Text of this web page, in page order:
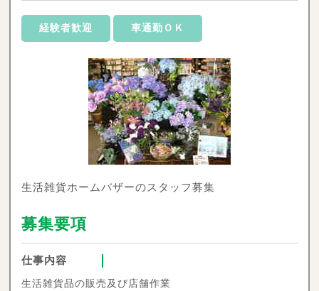
経験者歓迎 車通勤ＯＫ
生活雑貨ホームバザーのスタッフ募集
募集要項
仕事内容
生活雑貨品の販売及び店舗作業